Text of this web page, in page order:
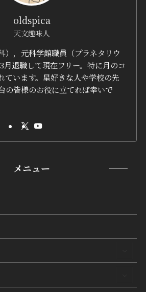
oldspica
天文趣味人
），元科学館職員（プラネタリウ
月退職して現在フリー。特に月のコ
ています。星好きな人や学校の先
の皆様のお役に立てれば幸いで
メニュー